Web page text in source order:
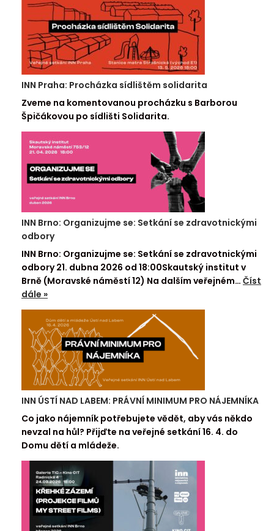
INN Praha: Procházka sídlištěm solidarita
Zveme na komentovanou procházku s Barborou
Špičákovou po sídlišti Solidarita.
INN Brno: Organizujme se: Setkání se zdravotnickými
odbory
INN Brno: Organizujme se: Setkání se zdravotnickými
odbory 21. dubna 2026 od 18:00Skautský institut v
Brně (Moravské náměstí 12) Na dalším veřejném… Číst
dále »
INN ÚSTÍ NAD LABEM: PRÁVNÍ MINIMUM PRO NÁJEMNÍKA
Co jako nájemník potřebujete vědět, aby vás někdo
nevzal na hůl? Přijďte na veřejné setkání 16. 4. do
Domu dětí a mládeže.